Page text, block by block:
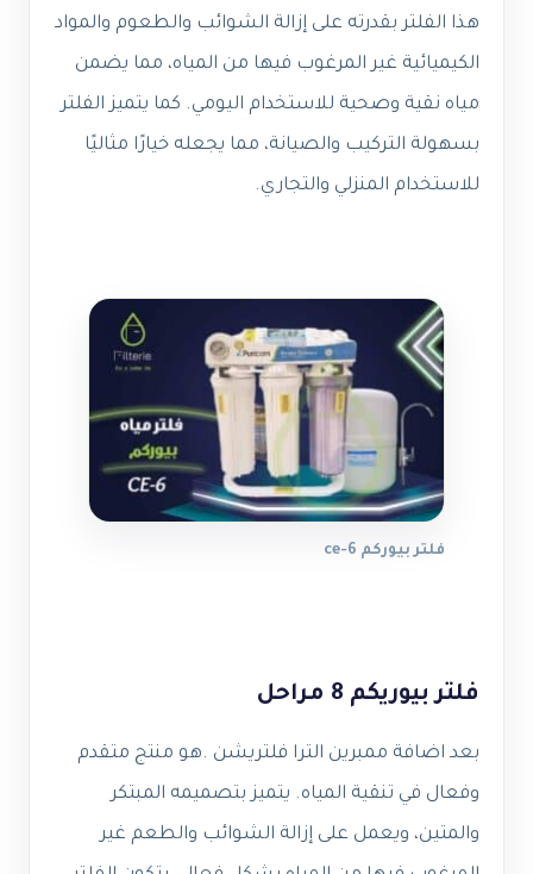
هذا الفلتر بقدرته على إزالة الشوائب والطعوم والمواد
الكيميائية غير المرغوب فيها من المياه، مما يضمن
مياه نقية وصحية للاستخدام اليومي. كما يتميز الفلتر
بسهولة التركيب والصيانة، مما يجعله خيارًا مثاليًا
للاستخدام المنزلي والتجاري.
فلتر بيوركم ce-6
فلتر بيوريكم 8 مراحل
بعد اضافة ممبرين الترا فلتريشن .هو منتج متقدم
وفعال في تنقية المياه. يتميز بتصميمه المبتكر
والمتين، ويعمل على إزالة الشوائب والطعم غير